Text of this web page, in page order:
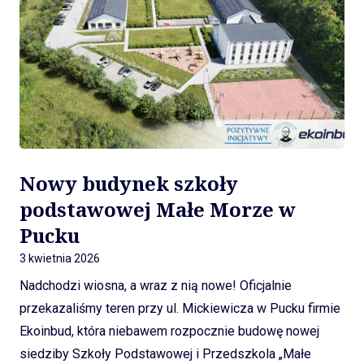
wspólne budowanie przestrzeni pełnej wsparcia, rozwoju
i pozytywnej energii. Wesołych Świąt Wielkanocnych
życzy Zarząd Fundacji Pozytywne Inicjatywy.
Nowy budynek szkoły
podstawowej Małe Morze w
Pucku
3 kwietnia 2026
Nadchodzi wiosna, a wraz z nią nowe! Oficjalnie
przekazaliśmy teren przy ul. Mickiewicza w Pucku firmie
Ekoinbud, która niebawem rozpocznie budowę nowej
siedziby Szkoły Podstawowej i Przedszkola „Małe